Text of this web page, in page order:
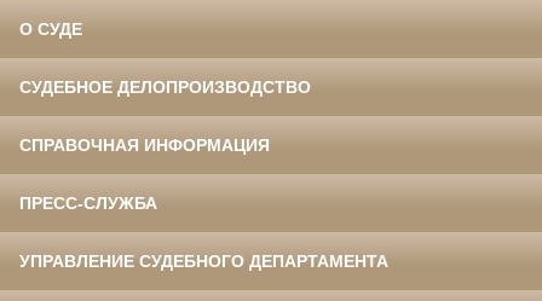
О СУДЕ
СУДЕБНОЕ ДЕЛОПРОИЗВОДСТВО
СПРАВОЧНАЯ ИНФОРМАЦИЯ
ПРЕСС-СЛУЖБА
УПРАВЛЕНИЕ СУДЕБНОГО ДЕПАРТАМЕНТА